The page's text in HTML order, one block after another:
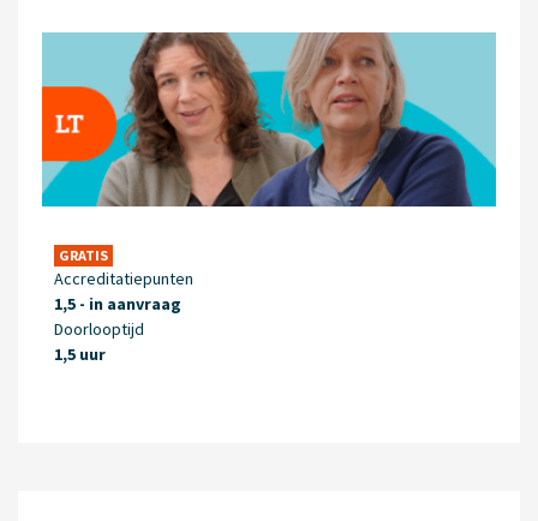
GRATIS
Accreditatiepunten
1,5 - in aanvraag
Doorlooptijd
1,5 uur